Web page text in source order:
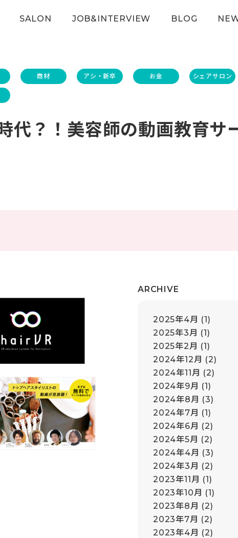
SALON JOB&INTERVIEW BLOG
商材 アシ・新卒 お金 シェアサロン
代？！美容師の動画教育サ
ARCHIVE
2025年4月 (1)
2025年3月 (1)
2025年2月 (1)
2024年12月 (2)
2024年11月 (2)
2024年9月 (1)
2024年8月 (3)
2024年7月 (1)
2024年6月 (2)
2024年5月 (2)
2024年4月 (3)
2024年3月 (2)
2023年11月 (1)
2023年10月 (1)
2023年8月 (2)
2023年7月 (2)
2023年4月 (2)